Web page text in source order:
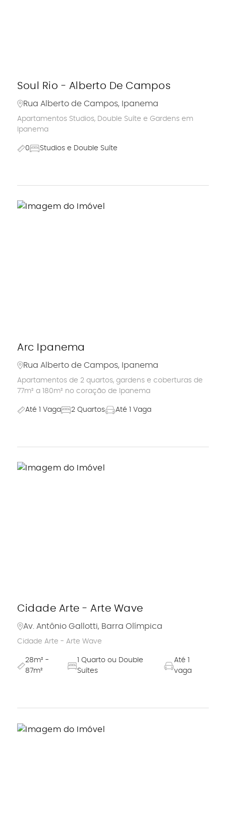
Soul Rio - Alberto De Campos
Rua Alberto de Campos, Ipanema
Apartamentos Studios, Double Suíte e Gardens em
Ipanema
0 Studios e Double Suíte
Arc Ipanema
Rua Alberto de Campos, Ipanema
Apartamentos de 2 quartos, gardens e coberturas de
77m² a 180m² no coração de Ipanema
Até 1 Vaga 2 Quartos Até 1 Vaga
Cidade Arte - Arte Wave
Av. Antônio Gallotti, Barra Olímpica
Cidade Arte - Arte Wave
28m² -
87m²
1 Quarto ou Double
Suítes
Até 1
vaga